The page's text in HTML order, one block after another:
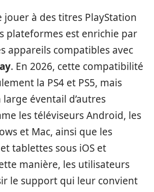
jouer à des titres PlayStation
plateformes est enrichie par
appareils compatibles avec
. En 2026, cette compatibilité
la PS4 et PS5, mais
éventail d’autres
les téléviseurs Android, les
et Mac, ainsi que les
tablettes sous iOS et
manière, les utilisateurs
le support qui leur convient